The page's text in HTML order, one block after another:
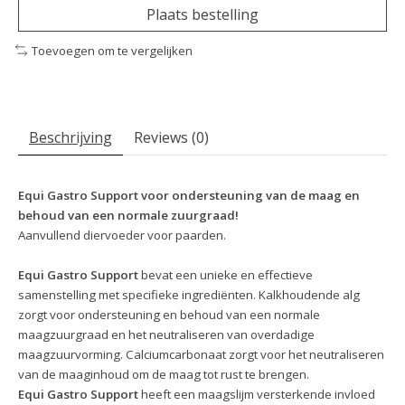
Plaats bestelling
Toevoegen om te vergelijken
Beschrijving Reviews (0)
Equi Gastro Support voor ondersteuning van de maag en
behoud van een normale zuurgraad!
Aanvullend diervoeder voor paarden.
Equi Gastro Supportbevat een unieke en effectieve
samenstelling met specifieke ingrediënten. Kalkhoudende alg
zorgt voor ondersteuning en behoud van een normale
maagzuurgraad en het neutraliseren van overdadige
maagzuurvorming. Calciumcarbonaat zorgt voor het neutraliseren
van de maaginhoud om de maag tot rust te brengen.
Equi Gastro Supportheeft een maagslijm versterkende invloed